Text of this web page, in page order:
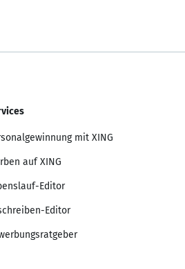
mit XING
auf XING
Editor
Editor